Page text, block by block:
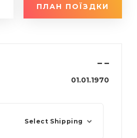
ПЛАН ПОЇЗДКИ
– –
01.01.1970
Select Shipping